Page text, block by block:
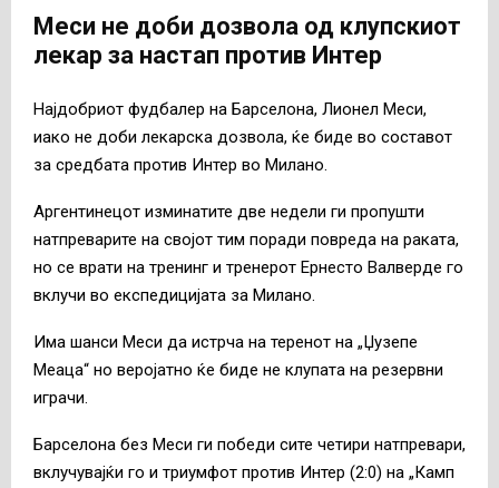
Меси не доби дозвола од клупскиот
лекар за настап против Интер
Најдобриот фудбалер на Барселона, Лионел Меси,
иако не доби лекарска дозвола, ќе биде во составот
за средбата против Интер во Милано.
Аргентинецот изминатите две недели ги пропушти
натпреварите на својот тим поради повреда на раката,
но се врати на тренинг и тренерот Ернесто Валверде го
вклучи во експедицијата за Милано.
Има шанси Меси да истрча на теренот на „Џузепе
Меаца“ но веројатно ќе биде не клупата на резервни
играчи.
Барселона без Меси ги победи сите четири натпревари,
вклучувајќи го и триумфот против Интер (2:0) на „Камп